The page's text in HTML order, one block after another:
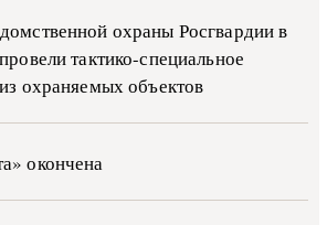
охраны Росгвардии в
тактико-специальное
охраняемых объектов
окончена